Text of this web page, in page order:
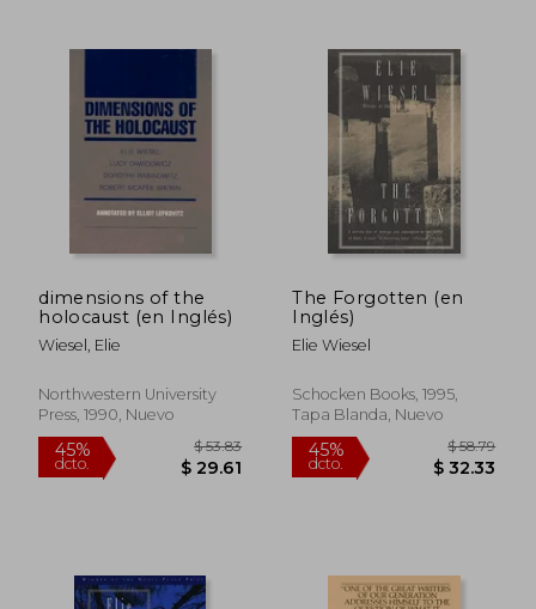
45%
dcto.
40%
dcto.
dimensions of the
holocaust (en Inglés)
Wiesel, Elie
Northwestern University
Press, 1990, Nuevo
The Forgotten (en
Inglés)
Elie Wiesel
Schocken Books, 1995,
Tapa Blanda, Nuevo